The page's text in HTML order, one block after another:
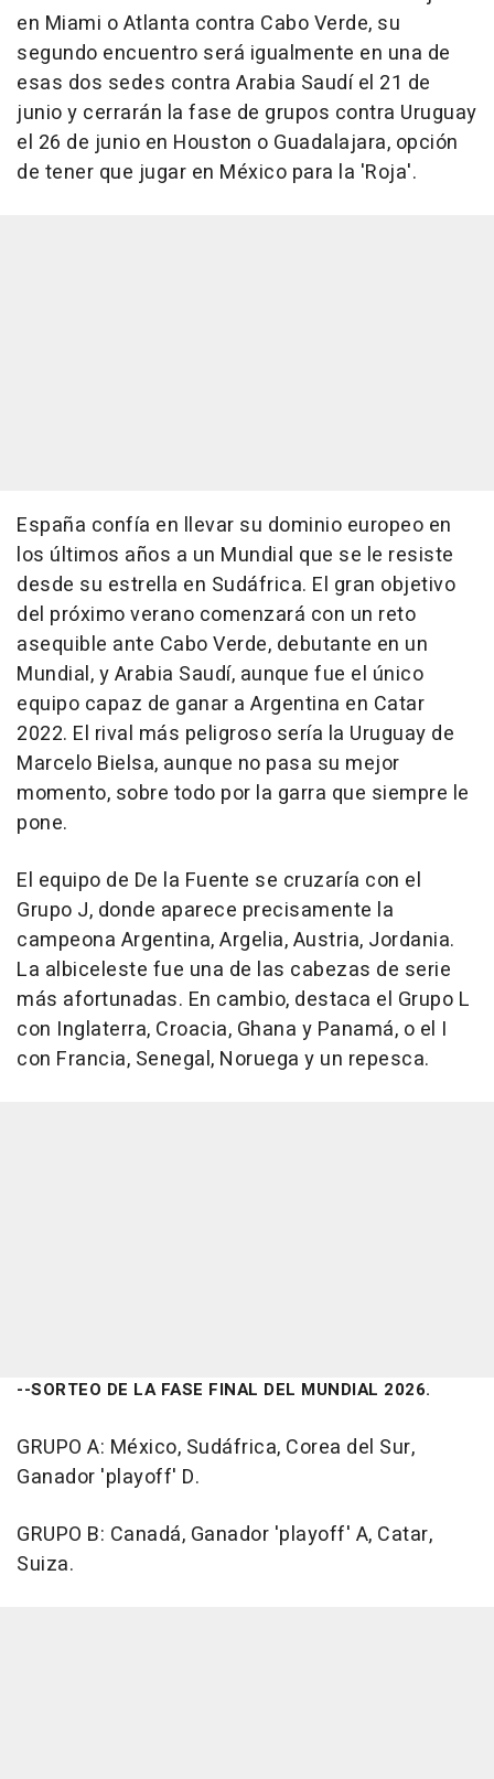
en Miami o Atlanta contra Cabo Verde, su
segundo encuentro será igualmente en una de
esas dos sedes contra Arabia Saudí el 21 de
junio y cerrarán la fase de grupos contra Uruguay
el 26 de junio en Houston o Guadalajara, opción
de tener que jugar en México para la 'Roja'.
España confía en llevar su dominio europeo en
los últimos años a un Mundial que se le resiste
desde su estrella en Sudáfrica. El gran objetivo
del próximo verano comenzará con un reto
asequible ante Cabo Verde, debutante en un
Mundial, y Arabia Saudí, aunque fue el único
equipo capaz de ganar a Argentina en Catar
2022. El rival más peligroso sería la Uruguay de
Marcelo Bielsa, aunque no pasa su mejor
momento, sobre todo por la garra que siempre le
pone.
El equipo de De la Fuente se cruzaría con el
Grupo J, donde aparece precisamente la
campeona Argentina, Argelia, Austria, Jordania.
La albiceleste fue una de las cabezas de serie
más afortunadas. En cambio, destaca el Grupo L
con Inglaterra, Croacia, Ghana y Panamá, o el I
con Francia, Senegal, Noruega y un repesca.
--SORTEO DE LA FASE FINAL DEL MUNDIAL 2026.
GRUPO A: México, Sudáfrica, Corea del Sur,
Ganador 'playoff' D.
GRUPO B: Canadá, Ganador 'playoff' A, Catar,
Suiza.